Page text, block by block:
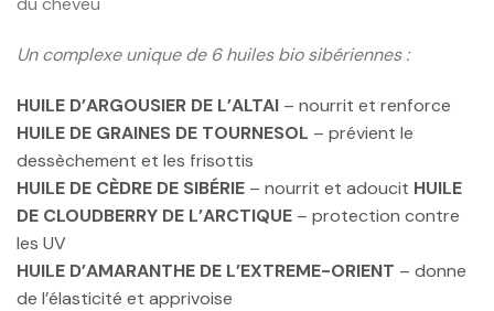
Un complexe unique de 6 huiles bio sibériennes :
HUILE D’ARGOUSIER DE L’ALTAI – nourrit et renforce
HUILE DE GRAINES DE TOURNESOL – prévient le
dessèchement et les frisottis
HUILE DE CÈDRE DE SIBÉRIE – nourrit et adoucit HUILE
DE CLOUDBERRY DE L’ARCTIQUE – protection contre
les UV
HUILE D’AMARANTHE DE L’EXTREME-ORIENT – donne
de l’élasticité et apprivoise